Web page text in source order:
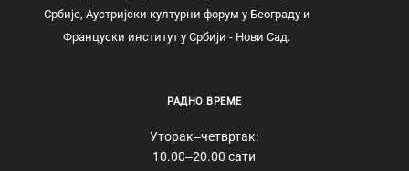
Србије, Аустријски културни форум у Београду и
Француски институт у Србији - Нови Сад.
РАДНО ВРЕМЕ
Уторак‒четвртак:
10.00‒20.00 сати